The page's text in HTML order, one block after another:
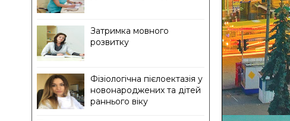
Затримка мовного
розвитку
Фізіологічна пієлоектазія у
новонароджених та дітей
раннього віку